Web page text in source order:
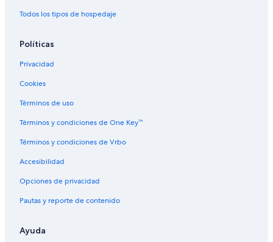
Hoteles con aguas termales en St. George
Hoteles con bar en St. George
Hoteles con hidromasaje en St. George
Hoteles que aceptan mascotas en St. George
Todos los tipos de hospedaje
Políticas
Privacidad
Cookies
Términos de uso
Términos y condiciones de One Key™
Términos y condiciones de Vrbo
Accesibilidad
Opciones de privacidad
Pautas y reporte de contenido
Ayuda